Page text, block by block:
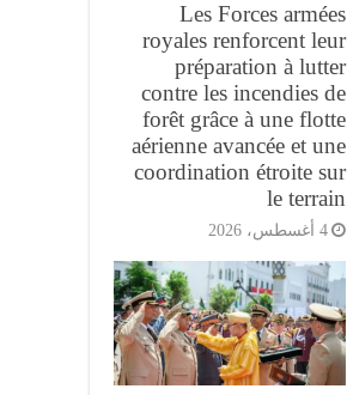
Les Forces armées
royales renforcent leur
préparation à lutter
contre les incendies de
forêt grâce à une flotte
aérienne avancée et une
coordination étroite sur
le terrain
4 أغسطس، 2026